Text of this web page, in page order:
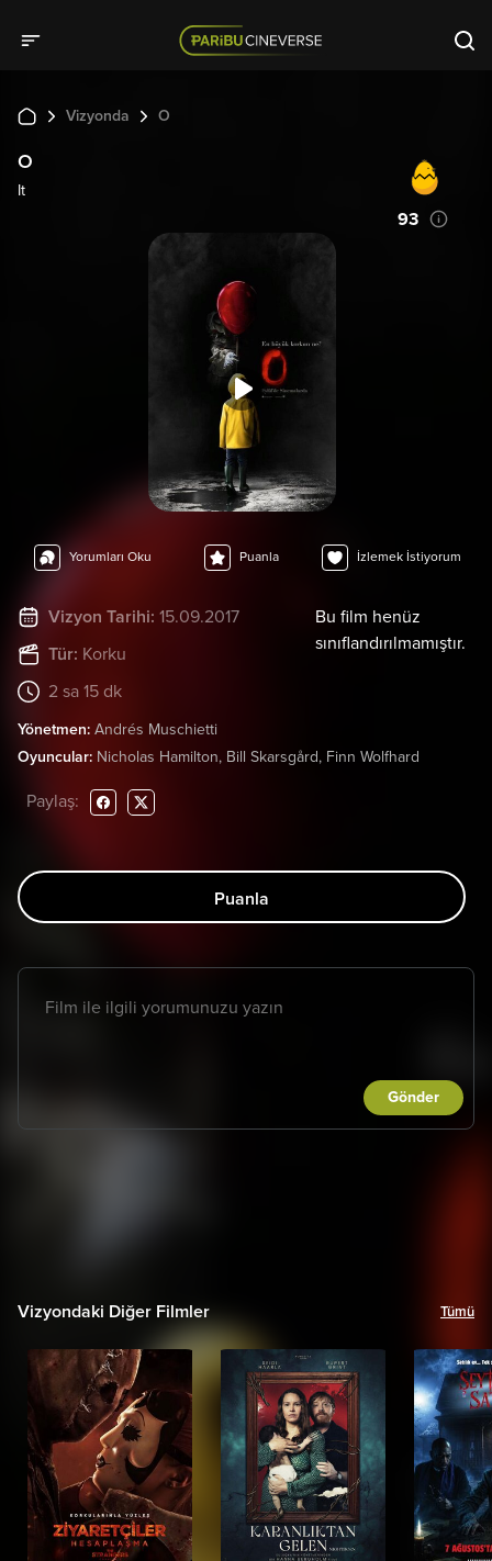
Vizyonda O
O
It
93
Yorumları Oku Puanla İzlemek İstiyorum
Vizyon Tarihi: 15.09.2017
Tür: Korku
2 sa 15 dk
Bu film henüz
sınıflandırılmamıştır.
Yönetmen: Andrés Muschietti
Oyuncular: Nicholas Hamilton, Bill Skarsgård, Finn Wolfhard
Paylaş:
Puanla
Gönder
Vizyondaki Diğer Filmler Tümü